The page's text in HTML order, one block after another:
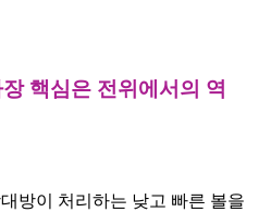
핵심은 전위에서의 역
방이 처리하는 낮고 빠른 볼을